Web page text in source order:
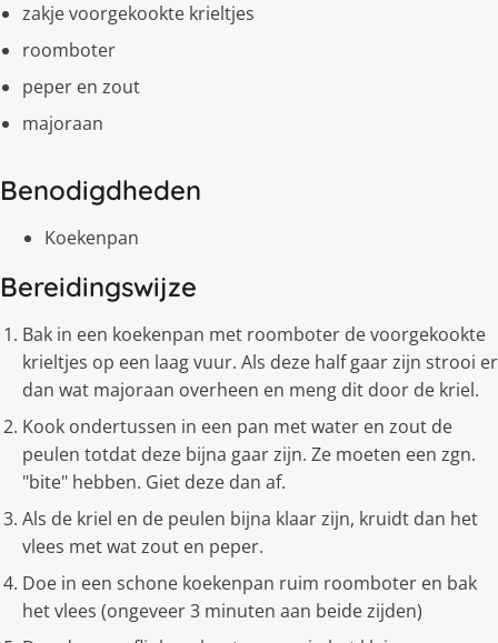
zakje voorgekookte krieltjes
roomboter
peper en zout
majoraan
Benodigdheden
Koekenpan
Bereidingswijze
Bak in een koekenpan met roomboter de voorgekookte
krieltjes op een laag vuur. Als deze half gaar zijn strooi er
dan wat majoraan overheen en meng dit door de kriel.
Kook ondertussen in een pan met water en zout de
peulen totdat deze bijna gaar zijn. Ze moeten een zgn.
"bite" hebben. Giet deze dan af.
Als de kriel en de peulen bijna klaar zijn, kruidt dan het
vlees met wat zout en peper.
Doe in een schone koekenpan ruim roomboter en bak
het vlees (ongeveer 3 minuten aan beide zijden)